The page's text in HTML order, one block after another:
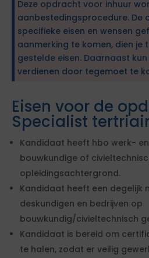
Deze opdracht voor inhuur
aanbestedingsprocedure. De
specifieke eisen en wensen
aanmerking te komen, dien je
gestelde eisen. Daarnaast
verdienen door tegemoet te
Eisen voor de
Specialist
Kandidaat heeft hbo werk-
bouwkundige of
opleidingsachtergrond.
Kandidaat heeft een degelijk
deskundigen en bedrijven op
bouwkundig/civieltechnisch
Kandidaat is bereid om
te halen, zodat er veilig